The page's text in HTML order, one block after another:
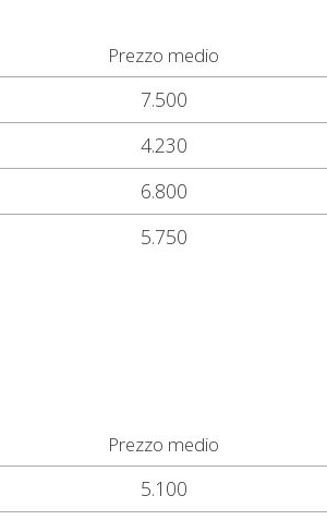
Prezzo medio
7.500
4.230
6.800
5.750
Prezzo medio
5.100